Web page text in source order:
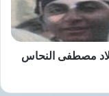
والتشاور
الأفريقية
مصطفى النحاس